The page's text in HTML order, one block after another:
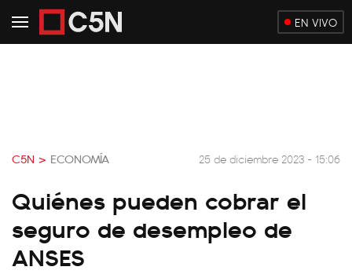
EN VIVO
C5N > ECONOMÍA 25 de diciembre 2023 - 15:06
Quiénes pueden cobrar el
seguro de desempleo de
ANSES